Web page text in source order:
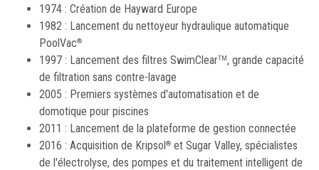
1974 : Création de Hayward Europe
1982 : Lancement du nettoyeur hydraulique automatique
PoolVac®
1997 : Lancement des filtres SwimClearTM, grande capacité
de filtration sans contre-lavage
2005 : Premiers systèmes d'automatisation et de
domotique pour piscines
2011 : Lancement de la plateforme de gestion connectée
2016 : Acquisition de Kripsol ® et Sugar Valley, spécialistes
de l'électrolyse, des pompes et du traitement intelligent de